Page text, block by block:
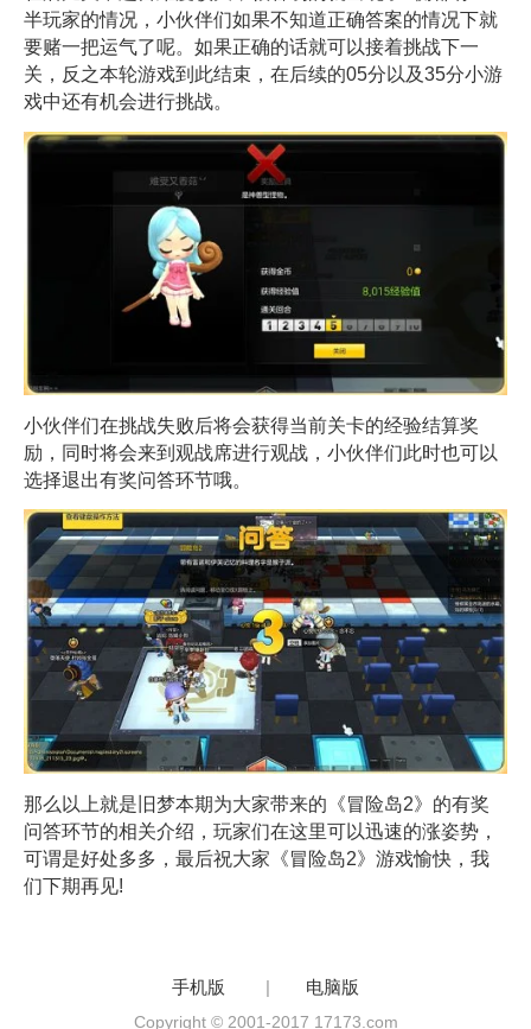
半玩家的情况，小伙伴们如果不知道正确答案的情况下就
要赌一把运气了呢。如果正确的话就可以接着挑战下一
关，反之本轮游戏到此结束，在后续的05分以及35分小游
戏中还有机会进行挑战。
小伙伴们在挑战失败后将会获得当前关卡的经验结算奖
励，同时将会来到观战席进行观战，小伙伴们此时也可以
选择退出有奖问答环节哦。
那么以上就是旧梦本期为大家带来的《冒险岛2》的有奖
问答环节的相关介绍，玩家们在这里可以迅速的涨姿势，
可谓是好处多多，最后祝大家《冒险岛2》游戏愉快，我
们下期再见!
手机版 | 电脑版
Copyright © 2001-2017 17173.com